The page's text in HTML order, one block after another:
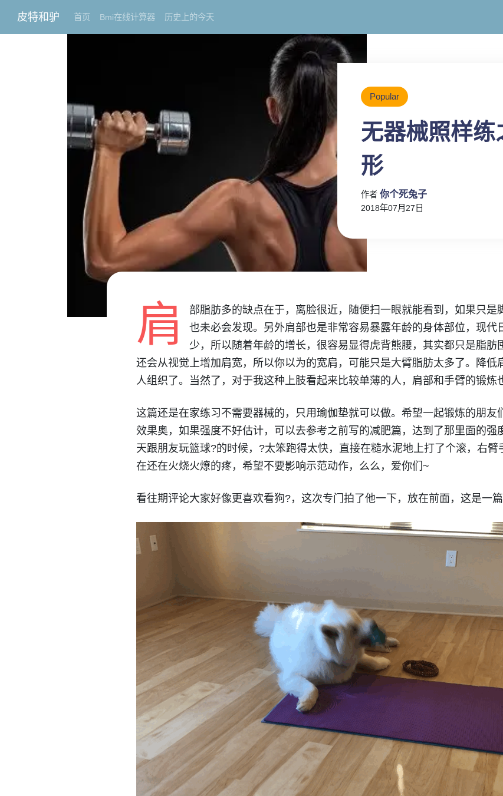
皮特和驴 首页 Bmi在线计算器 历史上的今天
Popular
无器械照样
形
作者 你个死兔子
2018年07月27日
肩
部脂肪多的缺点在于，离脸很近，随便扫一眼就能看到，如果只是
也未必会发现。另外肩部也是非常容易暴露年龄的身体部位，现代
少，所以随着年龄的增长，很容易显得虎背熊腰，其实都只是脂肪
还会从视觉上增加肩宽，所以你以为的宽肩，可能只是大臂脂肪太多了。降低
人组织了。当然了，对于我这种上肢看起来比较单薄的人，肩部和手臂的锻炼
这篇还是在家练习不需要器械的，只用瑜伽垫就可以做。希望一起锻炼的朋友
效果奥，如果强度不好估计，可以去参考之前写的减肥篇，达到了那里面的强
天跟朋友玩篮球?的时候，?太笨跑得太快，直接在糙水泥地上打了个滚，右
在还在火烧火燎的疼，希望不要影响示范动作，么么，爱你们~
看往期评论大家好像更喜欢看狗?，这次专门拍了他一下，放在前面，这是一篇